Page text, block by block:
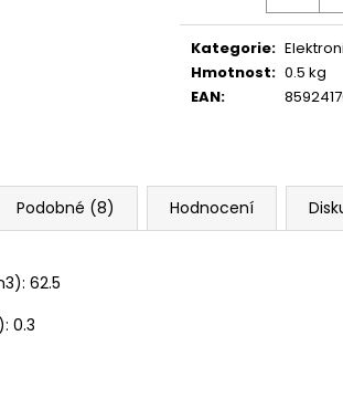
Kategorie:
Hmotnost: 0.5 kg
EAN:
Podobné (8) Hodnocení
62.5
0.3